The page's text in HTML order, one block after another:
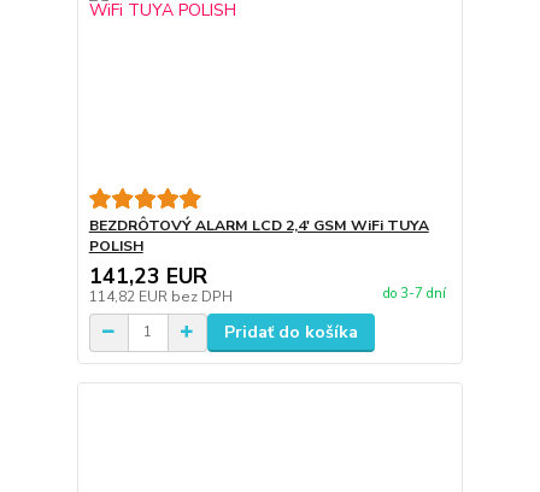
BEZDRÔTOVÝ ALARM LCD 2,4' GSM WiFi TUYA
POLISH
141,23 EUR
114,82 EUR bez DPH do 3-7 dní
Pridať do košíka